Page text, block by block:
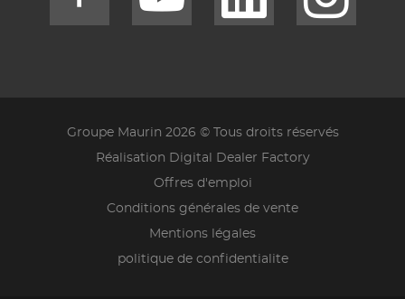
Groupe Maurin 2026 © Tous droits réservés
Réalisation Digital Dealer Factory
Offres d'emploi
Conditions générales de vente
Mentions légales
politique de confidentialite